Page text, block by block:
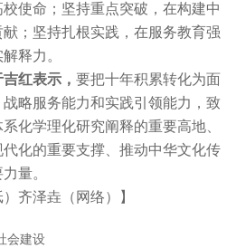
使命；坚持重点突破，在构建中
；坚持扎根实践，在服务教育强
释力。
红表示， 要把十年积累转化为面
略服务能力和实践引领能力，致
化学理化研究阐释的重要高地、
化的重要支撑、推动中华文化传
量。
齐泽垚（网络）】
会建设